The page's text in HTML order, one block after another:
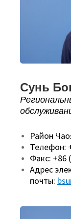
Сунь
Район
Телефон:
Факс: +86
Адрес
почты: